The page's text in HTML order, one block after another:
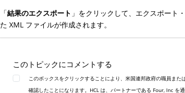
「結果のエクスポート 」をクリックして、エクスポート
た XML ファイルが作成されます。
このトピックにコメントする
このボックスをクリックすることにより、米国連邦政府の職員ま
確認したことになります。HCL は、パートナーである Four, Inc を